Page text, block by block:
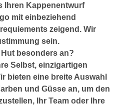
Ihren Kappenentwurf
mit einbeziehend
zeigend. Wir
sein.
besonders an?
Selbst, einzigartigen
bieten eine breite Auswahl
und Güsse an, um den
Ihr Team oder Ihre